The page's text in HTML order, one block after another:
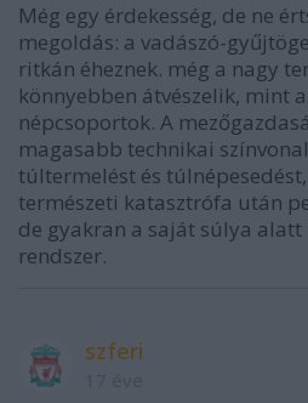
Még egy érdekesség, de ne
megoldás: a vadászó-
ritkán éheznek. még a nagy
könnyebben átvészelik, mint
népcsoportok. A
magasabb technikai
túltermelést és
természeti katasztrófa után
de gyakran a saját súlya alatt
rendszer.
szferi